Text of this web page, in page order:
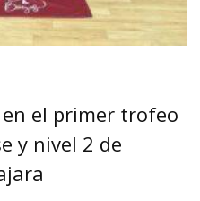
el primer trofeo
y nivel 2 de